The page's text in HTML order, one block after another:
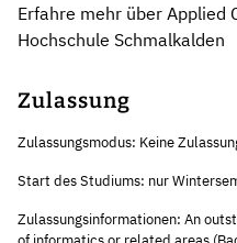
Erfahre mehr über Applied
Hochschule Schmalkalden
Zulassung
Zulassungsmodus: Keine
Start des Studiums: nur
Zulassungsinformationen: An